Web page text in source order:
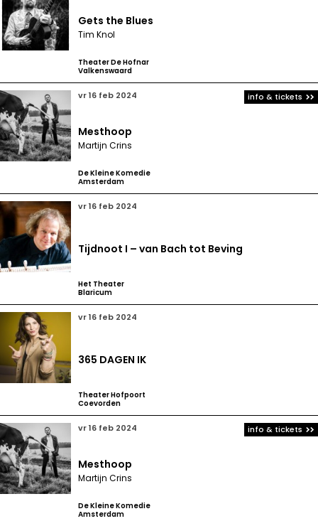
Gets the Blues
Tim Knol
Theater De Hofnar
Valkenswaard
vr 16 feb 2024
Mesthoop
Martijn Crins
De Kleine Komedie
Amsterdam
info & tickets
vr 16 feb 2024
Tijdnoot I – van Bach tot Beving
Het Theater
Blaricum
vr 16 feb 2024
365 DAGEN IK
Theater Hofpoort
Coevorden
vr 16 feb 2024
Mesthoop
Martijn Crins
De Kleine Komedie
Amsterdam
info & tickets